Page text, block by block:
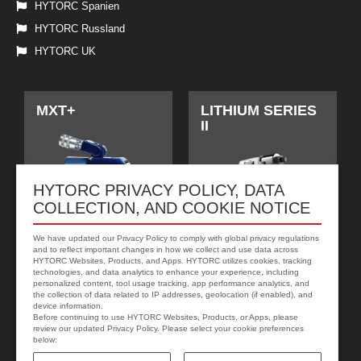
HYTORC PRIVACY POLICY, DATA
COLLECTION, AND COOKIE NOTICE
We have updated our Privacy Policy to comply with global privacy regulations
and to reflect important changes in how we collect and use data across
HYTORC Websites, Products, and Apps. HYTORC utilizes cookies, tracking
technologies, and data analytics to enhance your experience, including
personalized content, tool usage tracking, app performance analytics, and
the collection of data related to IP addresses, geolocation (if enabled), and
device information.
Before continuing to use HYTORC Websites, Products, or Apps, please
review our updated Privacy Policy. Please select your cookie preferences
below:
HYTORC Spanien
HYTORC Russland
HYTORC UK
MXT+
LITHIUM SERIES
II
jGun DIGITAL HYTORC Washer